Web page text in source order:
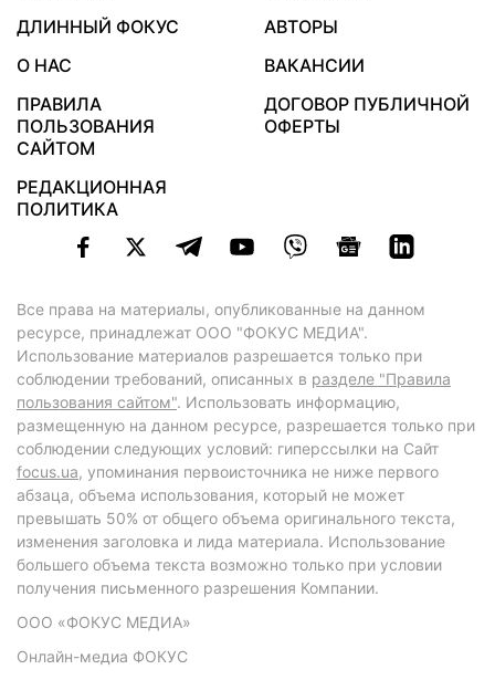
ДЛИННЫЙ ФОКУС
АВТОРЫ
О НАС
ВАКАНСИИ
ПРАВИЛА
ПОЛЬЗОВАНИЯ
САЙТОМ
ДОГОВОР ПУБЛИЧНОЙ
ОФЕРТЫ
РЕДАКЦИОННАЯ
ПОЛИТИКА
Все права на материалы, опубликованные на данном
ресурсе, принадлежат ООО "ФОКУС МЕДИА".
Использование материалов разрешается только при
соблюдении требований, описанных в разделе "Правила
пользования сайтом". Использовать информацию,
размещенную на данном ресурсе, разрешается только при
соблюдении следующих условий: гиперссылки на Сайт
focus.ua, упоминания первоисточника не ниже первого
абзаца, объема использования, который не может
превышать 50% от общего объема оригинального текста,
изменения заголовка и лида материала. Использование
большего объема текста возможно только при условии
получения письменного разрешения Компании.
ООО «ФОКУС МЕДИА»
Онлайн-медиа ФОКУС